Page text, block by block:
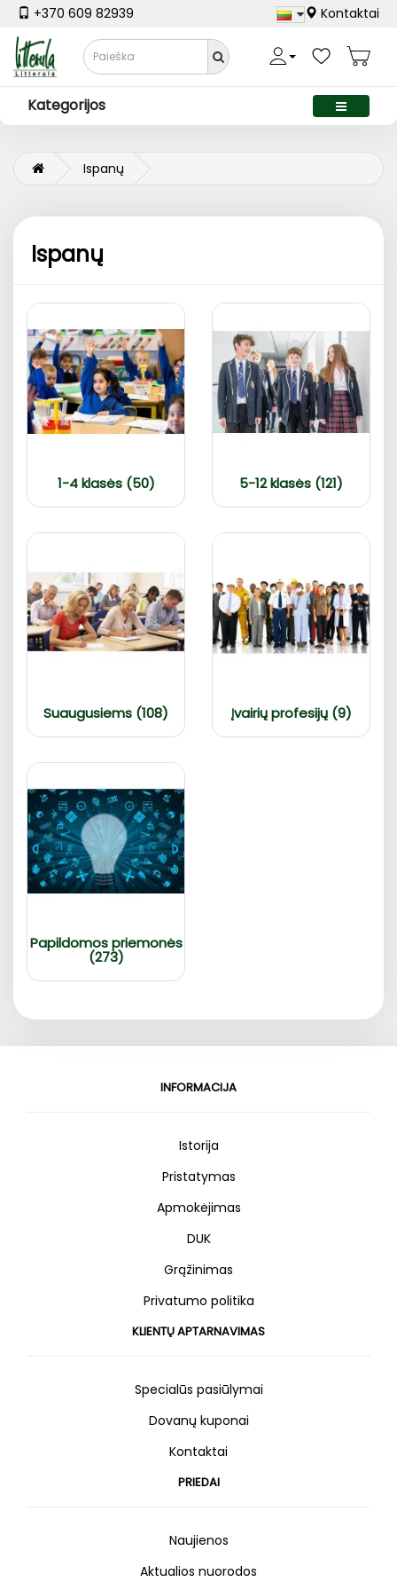
+370 609 82939 Kontaktai
Kategorijos
Ispanų
Ispanų
1-4 klasės (50) 5-12 klasės (121)
Suaugusiems (108) Įvairių profesijų (9)
Papildomos priemonės
(273)
INFORMACIJA
Istorija
Pristatymas
Apmokėjimas
DUK
Grąžinimas
Privatumo politika
KLIENTŲ APTARNAVIMAS
Specialūs pasiūlymai
Dovanų kuponai
Kontaktai
PRIEDAI
Naujienos
Aktualios nuorodos